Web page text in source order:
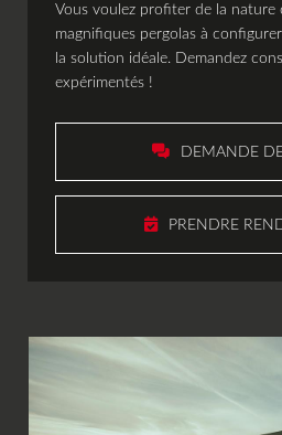
Vous voulez profiter de la nature
magnifiques pergolas à
la solution idéale. Demandez
expérimentés !
DEMANDE DE
PRENDRE